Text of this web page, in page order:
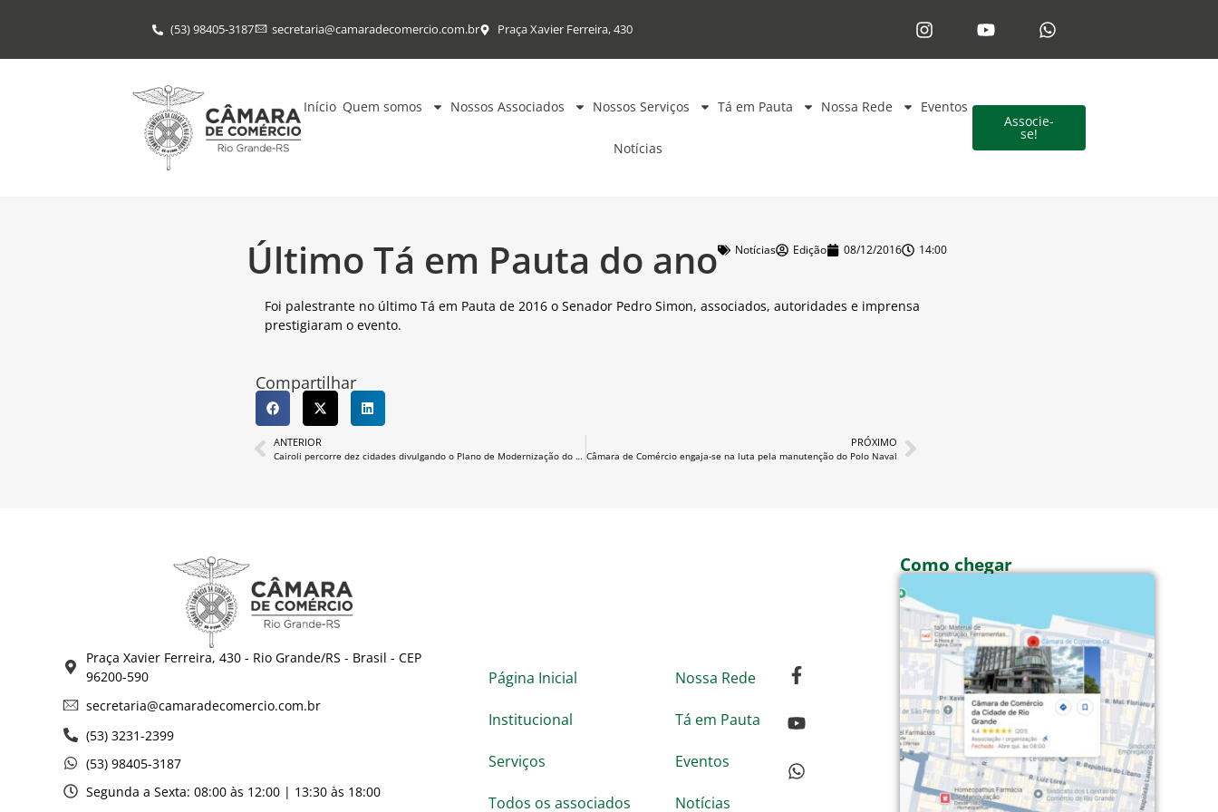
(53) 98405-3187 secretaria@​camaradecomercio.com.br Praça Xavier Ferreira, 430
Início Quem somos Nossos Associados Nossos Serviços Tá em Pauta Nossa Rede Eventos
Notícias
Associe-
se!
Último Tá em Pauta do ano Notícias Edição 08/12/2016 14:00
Foi palestrante no último Tá em Pauta de 2016 o Senador Pedro Simon, associados, autoridades e imprensa
prestigiaram o evento.
Compartilhar
ANTERIOR
Cairoli percorre dez cidades divulgando o Plano de Modernização do RS
PRÓXIMO
Câmara de Comércio engaja-se na luta pela manutenção do Polo Naval
Praça Xavier Ferreira, 430 - Rio Grande/RS - Brasil - CEP
96200-590
secretaria@camaradecomercio.com.br
(53) 3231-2399
(53) 98405-3187
Segunda a Sexta: 08:00 às 12:00 | 13:30 às 18:00
Página Inicial
Institucional
Serviços
Todos os associados
Nossa Rede
Tá em Pauta
Eventos
Notícias
Como chegar